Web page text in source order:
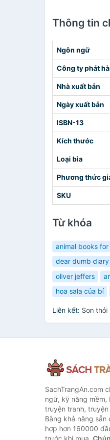
Thông tin
Ngôn ngữ
Công ty phát
Nhà xuất bản
Ngày xuất bản
ISBN-13
Kích thước
Loại bìa
Phương thức
SKU
Từ khóa
animal books
dear dumb diary
oliver jeffers
hoa sala của bí
Liên kết: Son thỏi
SachTrangAn.com
ngữ, kỹ năng mềm,
truyện tranh,
Bằng khả năng
hợp hơn 160000
trước khi mua.